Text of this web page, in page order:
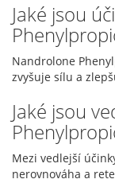
Jaké jsou
Nandrolone
zvyšuje sílu a
Jaké jsou
Mezi vedlejší
nerovnováha a